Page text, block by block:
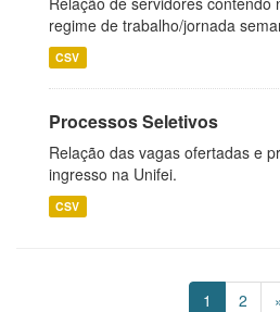
regime de trabalho/jornada
CSV
Processos Seletivos
Relação das vagas ofertadas e
ingresso na Unifei.
CSV
1 2